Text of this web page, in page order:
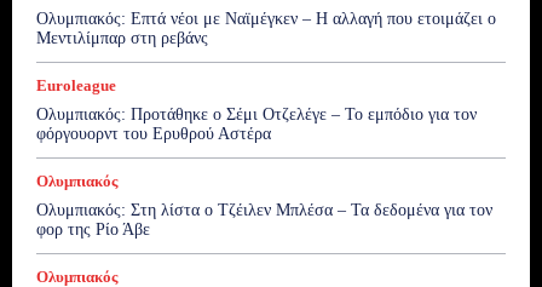
Ολυμπιακός: Επτά νέοι με Ναϊμέγκεν – Η αλλαγή που ετοιμάζει ο
Μεντιλίμπαρ στη ρεβάνς
Euroleague
Ολυμπιακός: Προτάθηκε ο Σέμι Οτζελέγε – Το εμπόδιο για τον
φόργουορντ του Ερυθρού Αστέρα
Ολυμπιακός
Ολυμπιακός: Στη λίστα ο Τζέιλεν Μπλέσα – Τα δεδομένα για τον
φορ της Ρίο Άβε
Ολυμπιακός